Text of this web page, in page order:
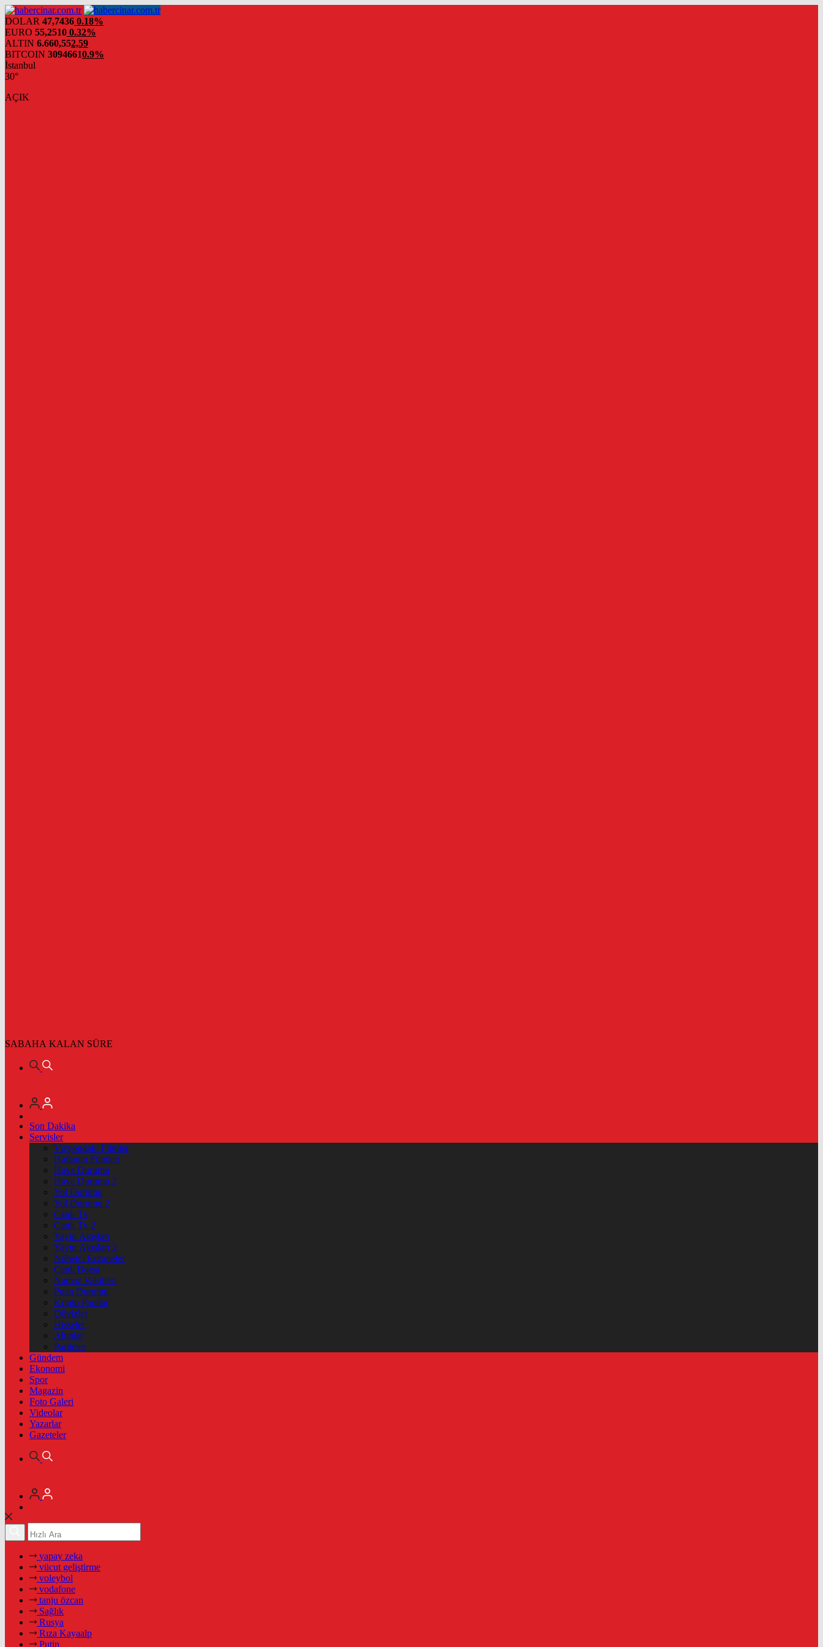
DOLAR 47,7436 0.18%
EURO 55,2510 0.32%
ALTIN 6.660,552,59
BITCOIN 30946610.9%
İstanbul
30°
AÇIK
SABAHA KALAN SÜRE
Son Dakika
Servisler
Vizyondaki Filmler
Haftanin Filmleri
Hava Durumu
Hava Durumu 2
Yol Durumu
Yol Durumu 2
Canlı Tv
Canlı Tv 2
Yayın Akışları
Yayın Akışları 2
Nöbetçi Eczaneler
Canlı Borsa
Namaz Vakitleri
Puan Durumu
Kripto Paralar
Dövizler
Hisseler
Altınlar
Pariteler
Gündem
Ekonomi
Spor
Magazin
Foto Galeri
Videolar
Yazarlar
Gazeteler
yapay zeka
vücut geliştirme
voleybol
vodafone
tanju özcan
Sağlık
Rusya
Rıza Kayaalp
Putin